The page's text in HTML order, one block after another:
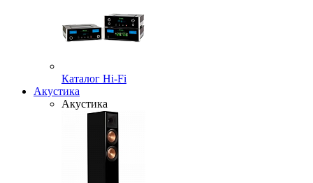
Каталог Hi-Fi
Акустика
Акустика